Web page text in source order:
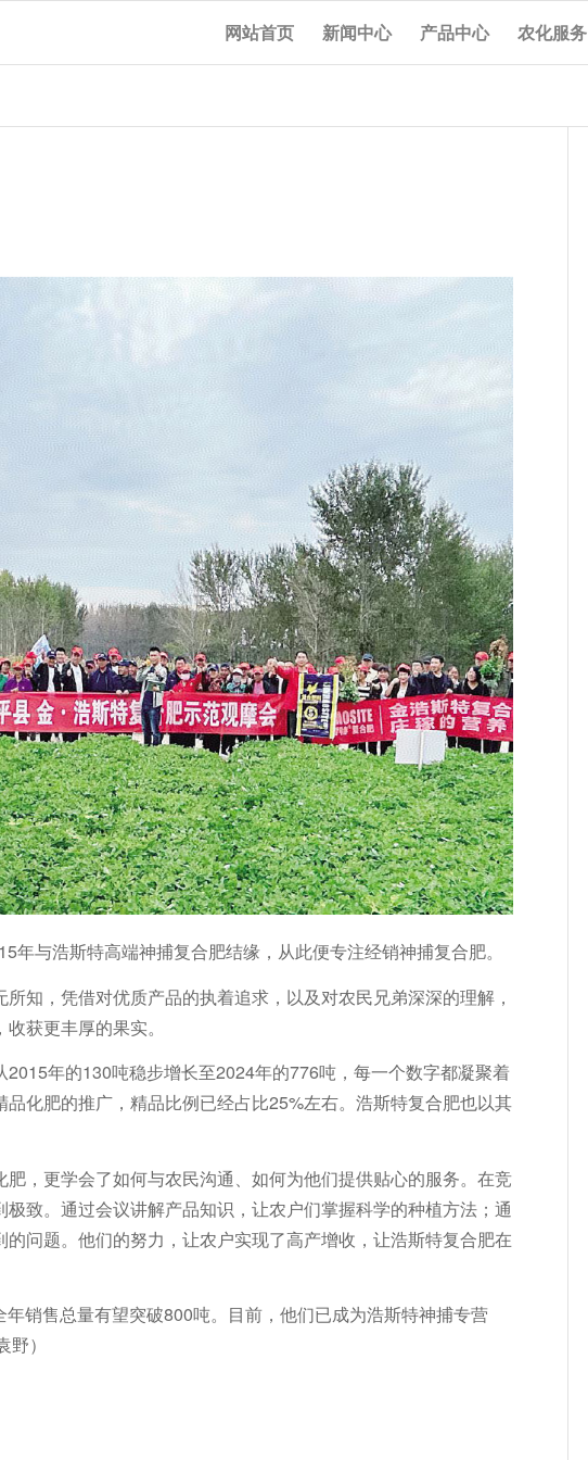
网站首页 新闻中心 产品中心 农化服务
与浩斯特高端神捕复合肥结缘，从此便专注经销神捕复合肥。
知，凭借对优质产品的执着追求，以及对农民兄弟深深的理解，
获更丰厚的果实。
年的130吨稳步增长至2024年的776吨，每一个数字都凝聚着
化肥的推广，精品比例已经占比25%左右。浩斯特复合肥也以其
，更学会了如何与农民沟通、如何为他们提供贴心的服务。在竞
致。通过会议讲解产品知识，让农户们掌握科学的种植方法；通
问题。他们的努力，让农户实现了高产增收，让浩斯特复合肥在
销售总量有望突破800吨。目前，他们已成为浩斯特神捕专营
）